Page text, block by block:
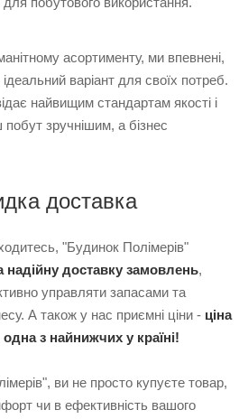
асортименту, ми впевнені,
варіант для своїх потреб.
найвищим стандартам якості і
зручнішим, а бізнес
доставка
"Будинок Полімерів"
надійну доставку замовлень,
управляти запасами та
А також у нас приємні ціни - ціна
з найнижчих у країні!
ви не просто купуєте товар,
чи в ефективність вашого